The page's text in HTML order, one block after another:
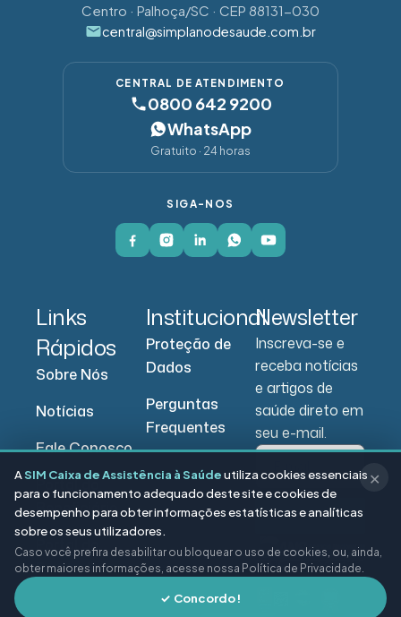
Centro · Palhoça/SC · CEP 88131-030
central@simplanodesaude.com.br
CENTRAL DE ATENDIMENTO
0800 642 9200
WhatsApp
Gratuito · 24 horas
SIGA-NOS
Links
Rápidos
Sobre Nós
Notícias
Fale Conosco
Portal do
Beneficiário
Portal do
Prestador
Institucional
Proteção de
Dados
Perguntas
Frequentes
Newsletter
Inscreva-se e
receba notícias
e artigos de
saúde direto em
seu e-mail.
Enviar
ASIM Caixa de Assistência à Saúdeutiliza cookies essenciais
para o funcionamento adequado deste site e cookies de
desempenho para obter informações estatísticas e analíticas
sobre os seus utilizadores.
Caso você prefira desabilitar ou bloquear o uso de cookies, ou, ainda,
obter maiores informações, acesse nossa Política de Privacidade.
✓ Concordo!
✕